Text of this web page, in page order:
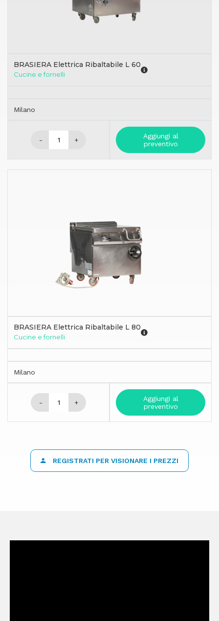
BRASIERA Elettrica Ribaltabile L 60
Cucine e fornelli
Milano
- +
Aggiungi al
preventivo
BRASIERA Elettrica Ribaltabile L 80
Cucine e fornelli
Milano
- +
Aggiungi al
preventivo
REGISTRATI PER VISIONARE I PREZZI